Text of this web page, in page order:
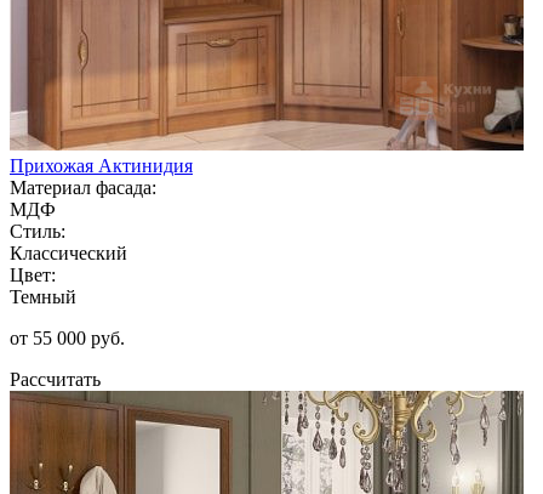
Прихожая Актинидия
Материал фасада:
МДФ
Стиль:
Классический
Цвет:
Темный
от 55 000 руб.
Рассчитать